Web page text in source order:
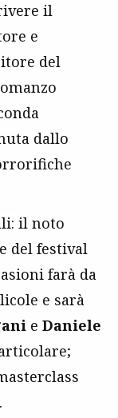
il
e
del
dallo
il noto
del festival
farà da
e sarà
e Daniele